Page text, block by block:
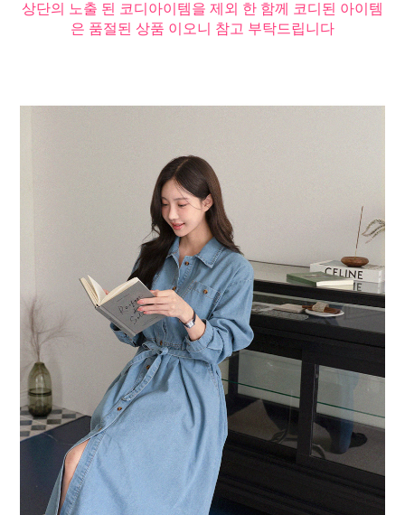
상단의 노출 된 코디아이템을 제외 한 함께 코디된 아이템
은 품절된 상품 이오니 참고 부탁드립니다